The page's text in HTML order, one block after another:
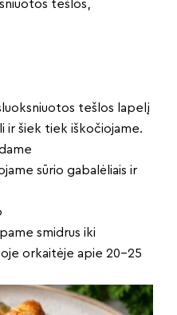
tešlos,
tešlos lapelį
ir šiek tiek iškočiojame.
sūrio gabalėliais ir
smidrus iki
orkaitėje apie 20-25